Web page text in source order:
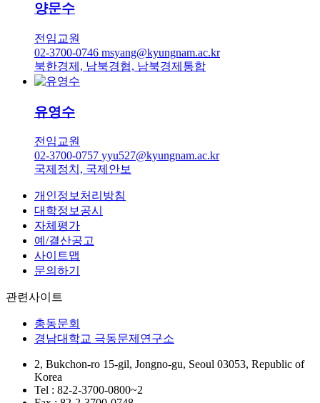
양문수
전임교원
02-3700-0746 msyang@kyungnam.ac.kr
북한경제, 남북경협, 남북경제통합
유영수
전임교원
02-3700-0757 yyu527@kyungnam.ac.kr
국제정치, 국제안보
개인정보처리방침
대학정보공시
자체평가
예/결산공고
사이트맵
문의하기
관련사이트
총동문회
경남대학교 극동문제연구소
2, Bukchon-ro 15-gil, Jongno-gu, Seoul 03053, Republic of
Korea
Tel : 82-2-3700-0800~2